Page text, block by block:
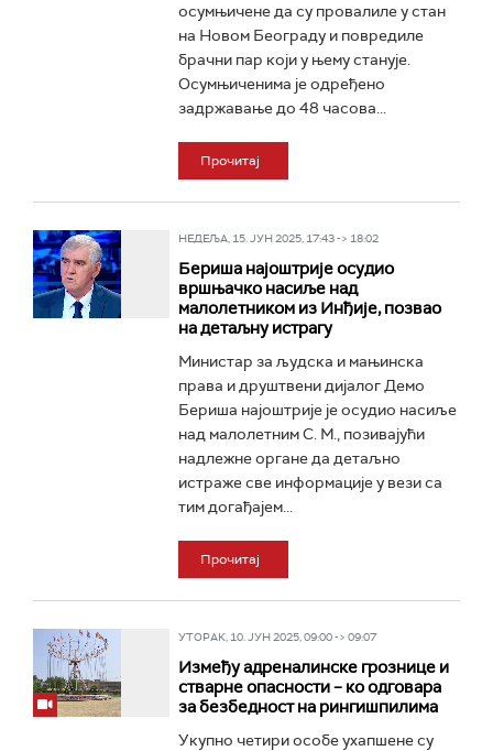
осумњичене да су провалилe у стан
на Новом Београду и повредилe
брачни пар који у њему станује.
Осумњиченима је одређено
задржавање до 48 часова...
Прочитај
НЕДЕЉА, 15. ЈУН 2025, 17:43 -> 18:02
Бериша најоштрије осудио
вршњачко насиље над
малолетником из Инђије, позвао
на детаљну истрагу
Министар за људска и мањинска
права и друштвени дијалог Демо
Бериша најоштрије je осудио насиље
над малолетним С. М., позивајући
надлежне органе да детаљно
истраже све информације у вези са
тим догађајем...
Прочитај
УТОРАК, 10. ЈУН 2025, 09:00 -> 09:07
Између адреналинске грознице и
стварне опасности – ко одговара
за безбедност на рингишпилима
Укупно четири особе ухапшене су